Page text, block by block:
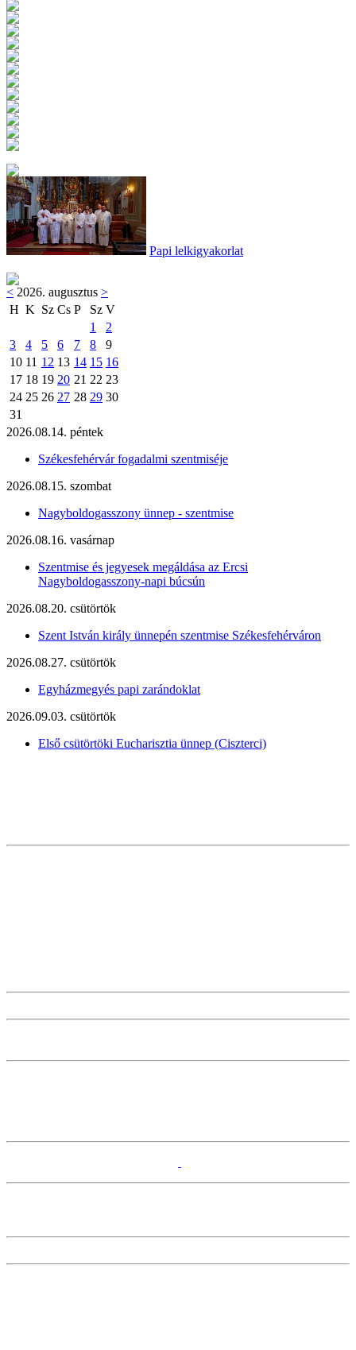
Papi lelkigyakorlat
< 2026. augusztus >
H K Sz Cs P Sz V
1
2
3
4 5 6 7 8
9
10 11 12 13 14 15 16
17 18 19 20 21 22 23
24 25 26 27 28 29 30
31
2026.08.14. péntek
Székesfehérvár fogadalmi szentmiséje
2026.08.15. szombat
Nagyboldogasszony ünnep - szentmise
2026.08.16. vasárnap
Szentmise és jegyesek megáldása az Ercsi
Nagyboldogasszony-napi búcsún
2026.08.20. csütörtök
Szent István király ünnepén szentmise Székesfehérváron
2026.08.27. csütörtök
Egyházmegyés papi zarándoklat
2026.09.03. csütörtök
Első csütörtöki Eucharisztia ünnep (Ciszterci)